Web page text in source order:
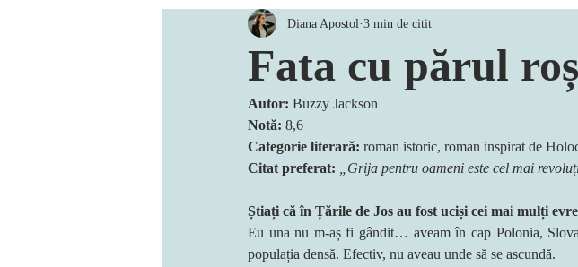
Fata cu părul
Diana Apostol 3 min de citit
Autor: Buzzy Jackson
Notă: 8,6
Categorie literară: roman istoric, roman inspirat de
Citat preferat:
„Grija pentru oameni este cel mai
Știați că în Țările de Jos au fost uciși cei mai mulți
Eu una nu m-aș fi gândit… aveam în cap Polonia,
populația densă. Efectiv, nu aveau unde să se ascundă.